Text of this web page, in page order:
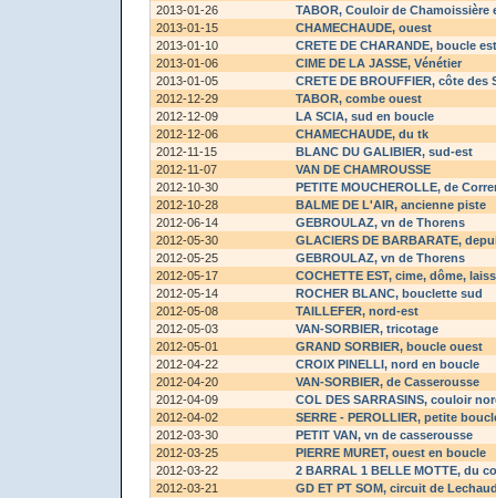
2013-01-26
TABOR, Couloir de Chamoissière
2013-01-15
CHAMECHAUDE, ouest
2013-01-10
CRETE DE CHARANDE, boucle
2013-01-06
CIME DE LA JASSE, Vénétier
2013-01-05
CRETE DE BROUFFIER, côte des
2012-12-29
TABOR, combe ouest
2012-12-09
LA SCIA, sud en boucle
2012-12-06
CHAMECHAUDE, du tk
2012-11-15
BLANC DU GALIBIER, sud-est
2012-11-07
VAN DE CHAMROUSSE
2012-10-30
PETITE MOUCHEROLLE, de
2012-10-28
BALME DE L'AIR, ancienne piste
2012-06-14
GEBROULAZ, vn de Thorens
2012-05-30
GLACIERS DE BARBARATE,
2012-05-25
GEBROULAZ, vn de Thorens
2012-05-17
COCHETTE EST, cime, dôme,
2012-05-14
ROCHER BLANC, bouclette sud
2012-05-08
TAILLEFER, nord-est
2012-05-03
VAN-SORBIER, tricotage
2012-05-01
GRAND SORBIER, boucle ouest
2012-04-22
CROIX PINELLI, nord en boucle
2012-04-20
VAN-SORBIER, de Casserousse
2012-04-09
COL DES SARRASINS, couloir
2012-04-02
SERRE - PEROLLIER, petite
2012-03-30
PETIT VAN, vn de casserousse
2012-03-25
PIERRE MURET, ouest en boucle
2012-03-22
2 BARRAL 1 BELLE MOTTE, du
2012-03-21
GD ET PT SOM, circuit de